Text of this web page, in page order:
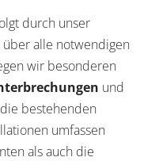
durch unser
über alle notwendigen
wir besonderen
und
bestehenden
umfassen
als auch die